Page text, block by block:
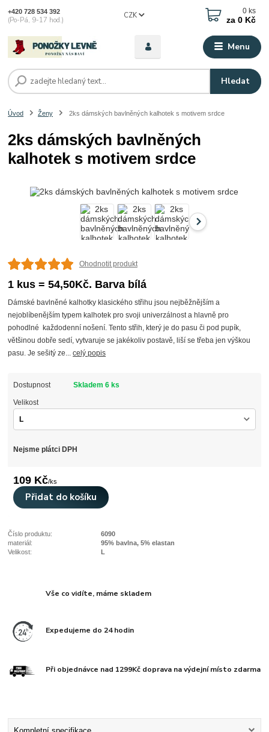
Menu
CZK
Hledat
+420 728 534 392
(Po-Pá, 9-17 hod.)
0 ks
za 0 Kč
Úvod Ženy 2ks dámských bavlněných kalhotek s motivem srdce
2ks dámských bavlněných
kalhotek s motivem srdce
Ohodnotit produkt
1 kus = 54,50Kč. Barva bílá
Dámské bavlněné kalhotky klasického střihu jsou nejběžnějším a
nejoblíbenějším typem kalhotek pro svoji univerzálnost a hlavně pro
pohodlné každodenní nošení. Tento střih, který je do pasu či pod pupík,
většinou dobře sedí, vytvaruje se jakékoliv postavě, liší se třeba jen výškou
pasu. Je sešitý ze...celý popis
Dostupnost Skladem 6 ks
Velikost
Nejsme plátci DPH
109 Kč/ks
Přidat do košíku
Číslo produktu:
6090
materiál:
95% bavlna, 5% elastan
Velikost:
L
Vše co vidíte, máme skladem
Expedujeme do 24 hodin
Při objednávce nad 1299Kč doprava na výdejní místo zdarma